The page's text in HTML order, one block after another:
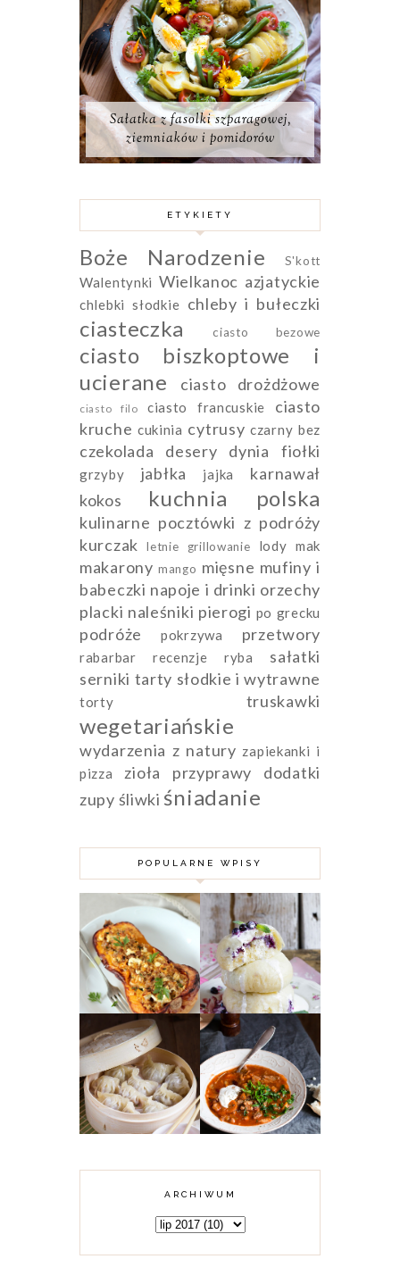
Sałatka z fasolki szparagowej,
ziemniaków i pomidorów
ETYKIETY
Boże Narodzenie S'kott
Walentynki Wielkanoc azjatyckie
chlebki słodkie chleby i bułeczki
ciasteczka ciasto bezowe
ciasto biszkoptowe i
ucierane
ciasto drożdżowe
ciasto filo ciasto francuskie
ciasto
kruche cukinia cytrusy czarny bez
czekolada desery dynia fiołki
grzyby jabłka jajka
karnawał
kokos
kuchnia polska
kulinarne pocztówki z podróży
kurczak
letnie grillowanie lody mak
makarony mango mięsne mufiny i
babeczki napoje i drinki orzechy
placki naleśniki pierogi po grecku
podróże pokrzywa przetwory
rabarbar recenzje ryba
sałatki
serniki tarty słodkie i wytrawne
torty truskawki
wegetariańskie
wydarzenia z natury zapiekanki i
pizza
zioła przyprawy dodatki
zupy śliwki śniadanie
POPULARNE WPISY
DYNIA PIŻMOWA
FASZEROWANA
MIĘSEM
MIELONYM,
KUSKUSEM I
FETĄ
PAMPUCHY Z
JAGODAMI
CHIŃSKIE
PIEROŻKI DIM
SUM Z MIĘSEM
KARMUSZKA -
ZUPA GULASZOWA
Z WARMII I
MAZUR
ARCHIWUM